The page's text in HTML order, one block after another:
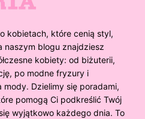
kobietach, które cenią styl,
naszym blogu znajdziesz
kobiety: od biżuterii,
po modne fryzury i
Dzielimy się poradami,
pomogą Ci podkreślić Twój
wyjątkowo każdego dnia. To